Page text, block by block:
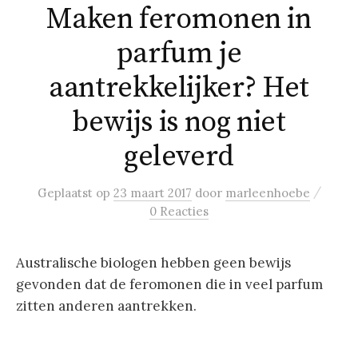
Maken feromonen in
parfum je
aantrekkelijker? Het
bewijs is nog niet
geleverd
Geplaatst op 23 maart 2017 door marleenhoebe /
0 Reacties
Australische biologen hebben geen bewijs
gevonden dat de feromonen die in veel parfum
zitten anderen aantrekken.